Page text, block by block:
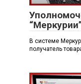
В системе
получатель